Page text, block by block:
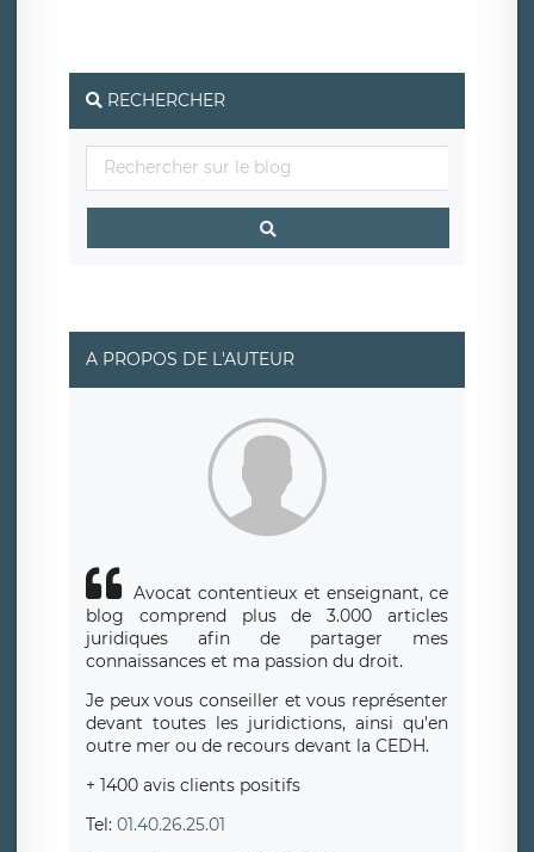
rue Léopold Sédar Senghor, joignable à l’adresse mail :
responsabledetraitement@legavox.fr. Vous avez
également le droit d’introduire une réclamation auprès
d’une autorité de contrôle.
RECHERCHER
A PROPOS DE L'AUTEUR
Avocat contentieux et enseignant, ce
blog comprend plus de 3.000 articles
juridiques afin de partager mes
connaissances et ma passion du droit.
Je peux vous conseiller et vous représenter
devant toutes les juridictions, ainsi qu'en
outre mer ou de recours devant la CEDH.
+ 1400 avis clients positifs
Tel: 01.40.26.25.01